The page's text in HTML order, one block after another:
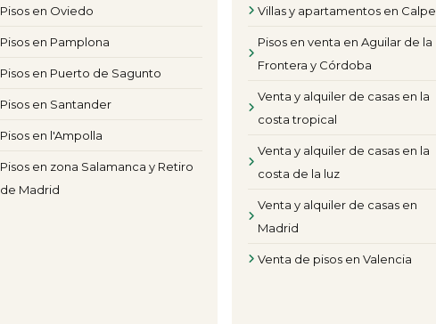
Pisos en Oviedo
Pisos en Pamplona
Pisos en Puerto de Sagunto
Pisos en Santander
Pisos en l'Ampolla
Pisos en zona Salamanca y Retiro
de Madrid
Villas y apartamentos en Calpe
Pisos en venta en Aguilar de la
Frontera y Córdoba
Venta y alquiler de casas en la
costa tropical
Venta y alquiler de casas en la
costa de la luz
Venta y alquiler de casas en
Madrid
Venta de pisos en Valencia